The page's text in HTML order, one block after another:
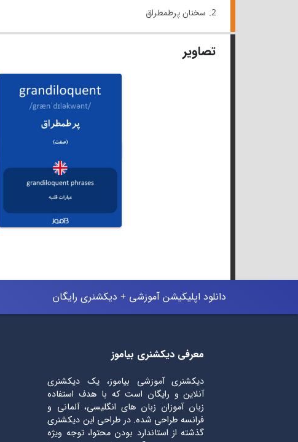
2. سخنان پرطمطراق
تصاویر
دانلود اپلیکیشن آموزشی + دیکشنری رایگان
معرفی دیکشنری بیاموز
دیکشنری آموزشی بیاموز، یک دیکشنری
آنلاین و رایگان است که با هدف استفاده
زبان آموزان زبان های انگلیسی، آلمانی و
فرانسه طراحی شده. در طراحی این دیکشنری
گذشته از استاندارد بودن محتوا، توجه ویژه